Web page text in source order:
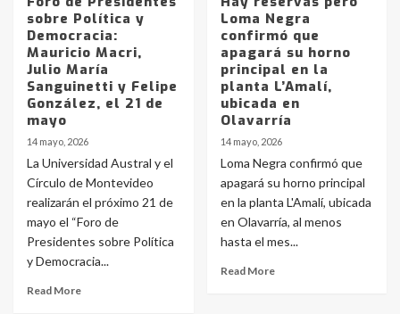
sobre Política y
Democracia:
Mauricio Macri,
Julio María
Sanguinetti y Felipe
González, el 21 de
mayo
14 mayo, 2026
La Universidad Austral y el
Círculo de Montevideo
realizarán el próximo 21 de
mayo el “Foro de
Presidentes sobre Política
y Democracia...
Read More
Loma Negra
confirmó que
apagará su horno
principal en la
planta L’Amalí,
ubicada en
Olavarría
14 mayo, 2026
Loma Negra confirmó que
apagará su horno principal
en la planta L'Amalí, ubicada
en Olavarría, al menos
hasta el mes...
Read More